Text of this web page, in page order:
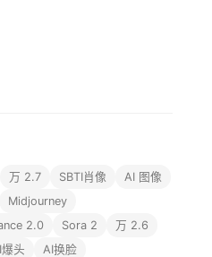
万 2.7 SBTI肖像
AI 图像
Midjourney
2.0 Sora 2
万 2.6
爆头 AI换脸